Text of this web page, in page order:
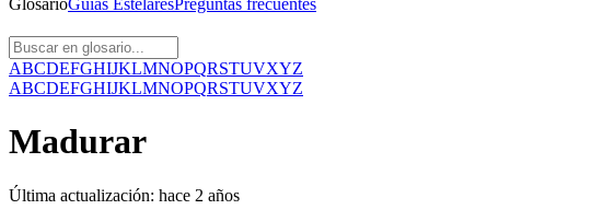
GlosarioGuías EstelaresPreguntas frecuentes
ABCDEFGHIJKLMNOPQRSTUVXYZ
ABCDEFGHIJKLMNOPQRSTUVXYZ
Madurar
Última actualización: hace 2 años